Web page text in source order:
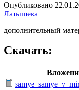
Опубликовано
Латышева
дополнительный
Скачать: